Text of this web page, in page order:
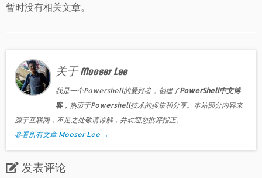
暂时没有相关文章。
关于 Mooser Lee
我是一个Powershell的爱好者，创建了PowerShell中文博
客，热衷于Powershell技术的搜集和分享。本站部分内容来
源于互联网，不足之处敬请谅解，并欢迎您批评指正。
参看所有文章 Mooser Lee →
发表评论